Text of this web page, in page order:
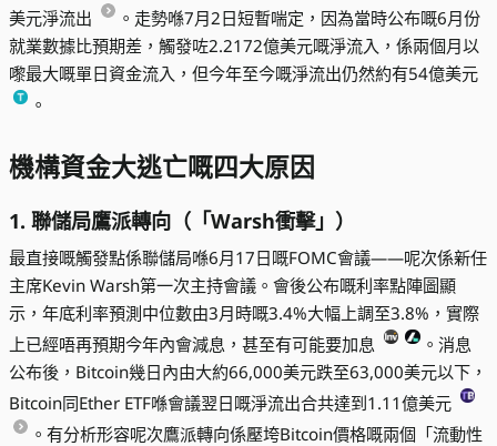
美元淨流出
。走勢喺7月2日短暫喘定，因為當時公布嘅6月份
就業數據比預期差，觸發咗2.2172億美元嘅淨流入，係兩個月以
嚟最大嘅單日資金流入，但今年至今嘅淨流出仍然約有54億美元
。
機構資金大逃亡嘅四大原因
1. 聯儲局鷹派轉向（「Warsh衝擊」）
最直接嘅觸發點係聯儲局喺6月17日嘅FOMC會議——呢次係新任
主席Kevin Warsh第一次主持會議。會後公布嘅利率點陣圖顯
示，年底利率預測中位數由3月時嘅3.4%大幅上調至3.8%，實際
上已經唔再預期今年內會減息，甚至有可能要加息
。消息
公布後，Bitcoin幾日內由大約66,000美元跌至63,000美元以下，
Bitcoin同Ether ETF喺會議翌日嘅淨流出合共達到1.11億美元
。有分析形容呢次鷹派轉向係壓垮Bitcoin價格嘅兩個「流動性